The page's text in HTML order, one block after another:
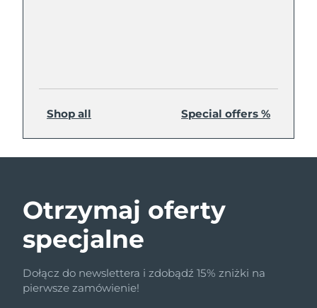
Shop all Special offers %
Otrzymaj oferty
specjalne
Dołącz do newslettera i zdobądź 15% zniżki na
pierwsze zamówienie!